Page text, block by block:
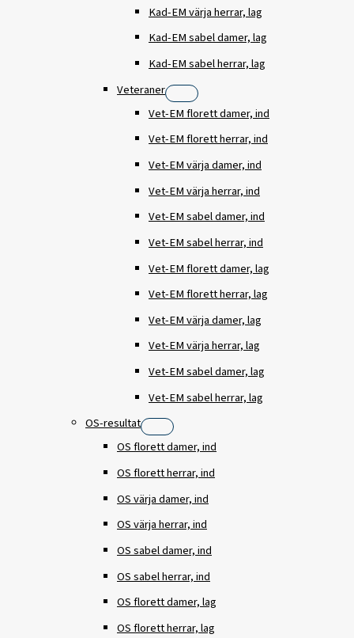
Kad-EM värja herrar, lag
Kad-EM sabel damer, lag
Kad-EM sabel herrar, lag
Veteraner
Vet-EM florett damer, ind
Vet-EM florett herrar, ind
Vet-EM värja damer, ind
Vet-EM värja herrar, ind
Vet-EM sabel damer, ind
Vet-EM sabel herrar, ind
Vet-EM florett damer, lag
Vet-EM florett herrar, lag
Vet-EM värja damer, lag
Vet-EM värja herrar, lag
Vet-EM sabel damer, lag
Vet-EM sabel herrar, lag
OS-resultat
OS florett damer, ind
OS florett herrar, ind
OS värja damer, ind
OS värja herrar, ind
OS sabel damer, ind
OS sabel herrar, ind
OS florett damer, lag
OS florett herrar, lag